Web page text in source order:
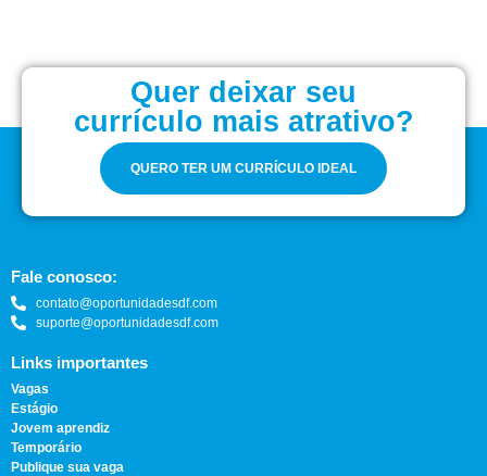
Quer deixar seu
currículo mais atrativo?
QUERO TER UM CURRÍCULO IDEAL
Fale conosco:
contato@oportunidadesdf.com
suporte@oportunidadesdf.com
Links importantes
Vagas
Estágio
Jovem aprendiz
Temporário
Publique sua vaga